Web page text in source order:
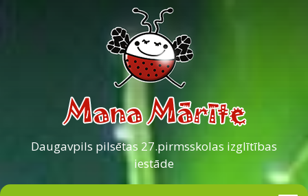
Daugavpils pilsētas 27.pirmsskolas izglītības
iestāde